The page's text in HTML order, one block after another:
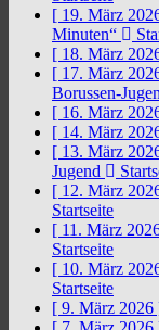
[ 19. März
Minuten“
[ 18. März
[ 17. März
Borussen-
[ 16. März
[ 14. März
[ 13. März
Jugend
[ 12. März
Startseite
[ 11. März
Startseite
[ 10. März
Startseite
[ 9. März 2026